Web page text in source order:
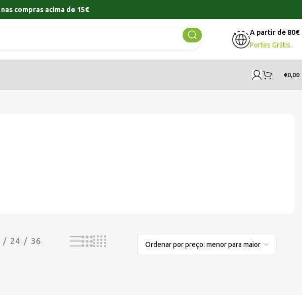
nas compras acima de 15€
A partir de 80€
Portes Grátis.
€0,00
24 36